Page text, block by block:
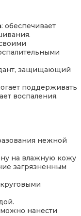
: обеспечивает
защищающий
поддерживать
воспаления.
нежной
на влажную кожу
загрязненным
можно нанести